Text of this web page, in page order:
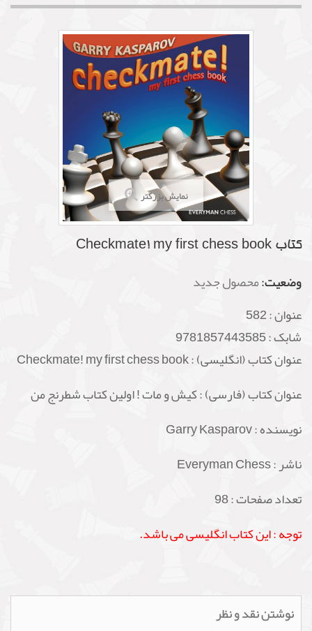
نمایش بزرگتر
کتاب Checkmate! my first chess book
وضعیت:محصول جدید
عنوان :582
شابک :9781857443585
عنوان کتاب (انگلیسی) : Checkmate! my first chess book
عنوان کتاب (فارسی) : کیش و مات ! اولین کتاب شطرنج من
نویسنده : Garry Kasparov
ناشر : Everyman Chess
تعداد صفحات : 98
توجه : این کتاب انگلیسی می باشد.
نوشتن نقد و نظر